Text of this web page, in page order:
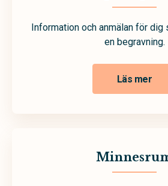
Information och anmälan för dig
en begravning.
Läs mer